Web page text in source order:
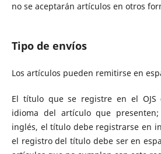
no se aceptarán artículos en otros
Tipo de envíos
Los artículos pueden remitirse en
El título que se registre en el OJS
idioma del artículo que
inglés, el título debe registrarse en
el registro del título debe ser en